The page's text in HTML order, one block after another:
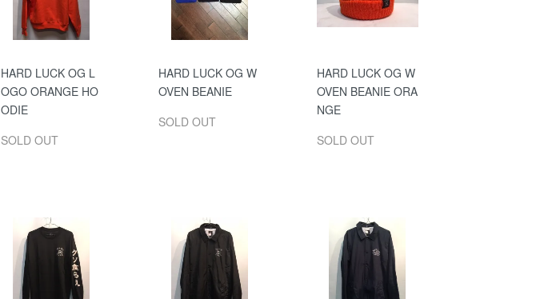
HARD LUCK OG L
OGO ORANGE HO
ODIE
SOLD OUT
HARD LUCK OG W
OVEN BEANIE
SOLD OUT
HARD LUCK OG W
OVEN BEANIE ORA
NGE
SOLD OUT